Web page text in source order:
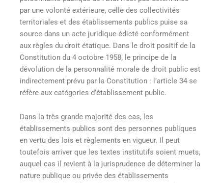
par une volonté extérieure, celle des collectivités
territoriales et des établissements publics puise sa
source dans un acte juridique édicté conformément
aux règles du droit étatique. Dans le droit positif de la
Constitution du 4 octobre 1958, le principe de la
dévolution de la personnalité morale de droit public est
indirectement prévu par la Constitution : l’article 34 se
réfère aux catégories d’établissement public.
Dans la très grande majorité des cas, les
établissements publics sont des personnes publiques
en vertu des lois et règlements en vigueur. Il peut
toutefois arriver que les textes institutifs soient muets,
auquel cas il revient à la jurisprudence de déterminer la
nature publique ou privée des établissements